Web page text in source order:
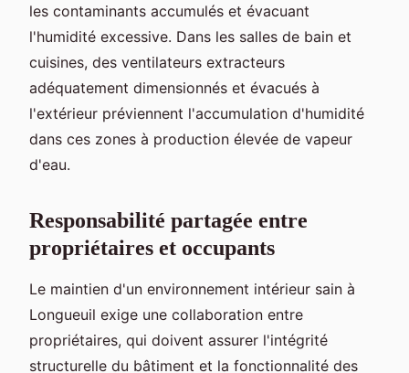
les contaminants accumulés et évacuant
l'humidité excessive. Dans les salles de bain et
cuisines, des ventilateurs extracteurs
adéquatement dimensionnés et évacués à
l'extérieur préviennent l'accumulation d'humidité
dans ces zones à production élevée de vapeur
d'eau.
Responsabilité partagée entre
propriétaires et occupants
Le maintien d'un environnement intérieur sain à
Longueuil exige une collaboration entre
propriétaires, qui doivent assurer l'intégrité
structurelle du bâtiment et la fonctionnalité des